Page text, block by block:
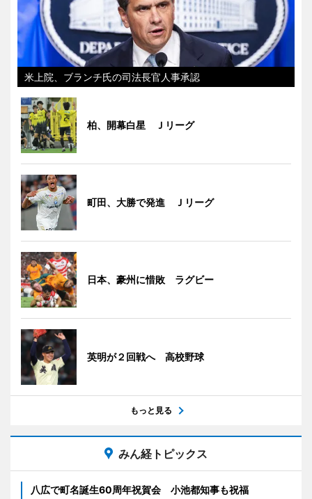
米上院、ブランチ氏の司法長官人事承認
柏、開幕白星 Ｊリーグ
町田、大勝で発進 Ｊリーグ
日本、豪州に惜敗 ラグビー
英明が２回戦へ 高校野球
もっと見る
みん経トピックス
八広で町名誕生60周年祝賀会 小池都知事も祝福